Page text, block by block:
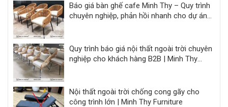
Báo giá bàn ghế cafe Minh Thy – Quy trình
chuyên nghiệp, phản hồi nhanh cho dự án
Quy trình báo giá nội thất ngoài trời chuyên
nghiệp cho khách hàng B2B | Minh Thy
Nội thất ngoài trời chống cong gãy cho
công trình lớn | Minh Thy Furniture